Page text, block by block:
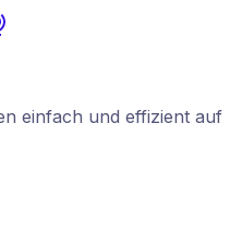
einfach und effizient auf